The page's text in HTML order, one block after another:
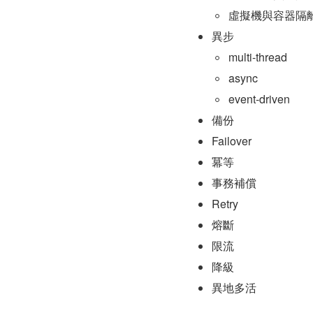
虛擬機與容器隔
異步
multi-thread
async
event-driven
備份
Failover
冪等
事務補償
Retry
熔斷
限流
降級
異地多活